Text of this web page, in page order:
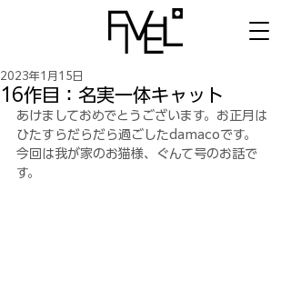
16作目：名実一体キャット
2023年1月15日
あけましておめでとうございます。お正月は
ひたすらだらだら過ごしたdamacoです。
今回は我が家のお猫様、ぐんて号のお話で
す。